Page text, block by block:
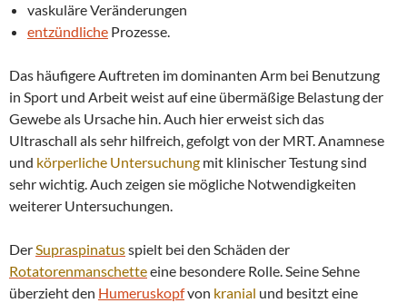
vaskuläre Veränderungen
entzündliche Prozesse.
Das häufigere Auftreten im dominanten Arm bei Benutzung
in Sport und Arbeit weist auf eine übermäßige Belastung der
Gewebe als Ursache hin. Auch hier erweist sich das
Ultraschall als sehr hilfreich, gefolgt von der MRT. Anamnese
und körperliche Untersuchung mit klinischer Testung sind
sehr wichtig. Auch zeigen sie mögliche Notwendigkeiten
weiterer Untersuchungen.
DerSupraspinatusspielt bei den Schäden der
Rotatorenmanschetteeine besondere Rolle. Seine Sehne
überzieht den Humeruskopfvon kranial und besitzt eine